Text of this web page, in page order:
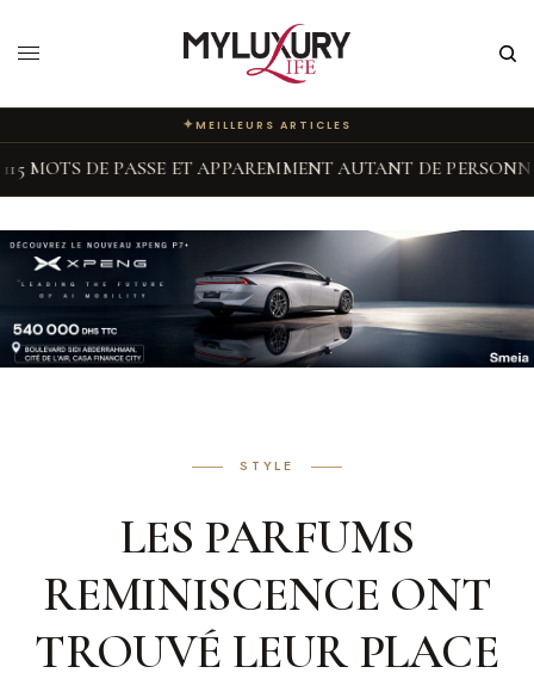
✦MEILLEURS ARTICLES
ET APPAREMMENT AUTANT DE PERSONNALITÉS ◆
STYLE
LES PARFUMS
REMINISCENCE ONT
TROUVÉ LEUR PLACE